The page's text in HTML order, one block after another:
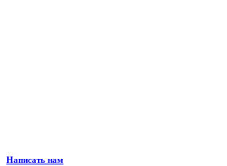
Написать нам